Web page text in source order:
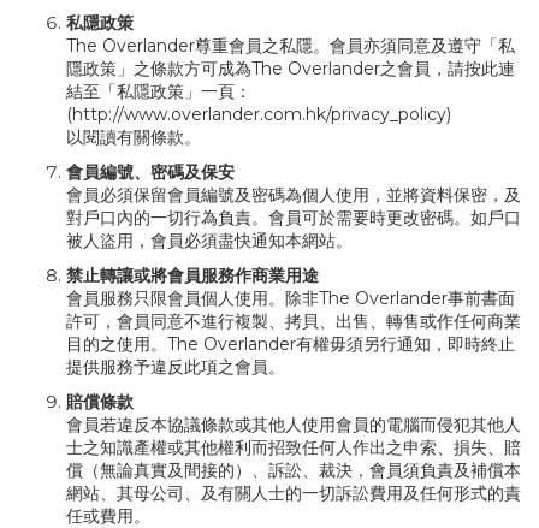
私隱政策
The Overlander尊重會員之私隱。會員亦須同意及遵守「私
隱政策」之條款方可成為The Overlander之會員，請按此連
結至「私隱政策」一頁：
(http://www.overlander.com.hk/privacy_policy)
以閱讀有關條款。
會員編號、密碼及保安
會員必須保留會員編號及密碼為個人使用，並將資料保密，及
對戶口內的一切行為負責。會員可於需要時更改密碼。如戶口
被人盜用，會員必須盡快通知本網站。
禁止轉讓或將會員服務作商業用途
會員服務只限會員個人使用。除非The Overlander事前書面
許可，會員同意不進行複製、拷貝、出售、轉售或作任何商業
目的之使用。The Overlander有權毋須另行通知，即時終止
提供服務予違反此項之會員。
賠償條款
會員若違反本協議條款或其他人使用會員的電腦而侵犯其他人
士之知識產權或其他權利而招致任何人作出之申索、損失、賠
償（無論真實及間接的）、訴訟、裁決，會員須負責及補償本
網站、其母公司、及有關人士的一切訴訟費用及任何形式的責
任或費用。